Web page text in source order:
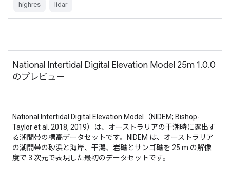
highres lidar
National Intertidal Digital Elevation Model 25m 1.0.0
のプレビュー
National Intertidal Digital Elevation Model（NIDEM; Bishop-
Taylor et al. 2018, 2019）は、オーストラリアの干潮時に露出す
る潮間帯の標高データセットです。NIDEM は、オーストラリア
の潮間帯の砂浜と海岸、干潟、岩礁とサンゴ礁を 25 m の解像
度で 3 次元で表現した最初のデータセットです。